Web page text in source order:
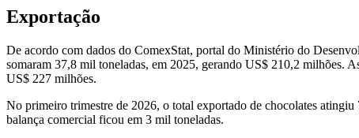
Exportação
De acordo com dados do ComexStat, portal do Ministério do
somaram 37,8 mil toneladas, em 2025, gerando US$ 210,2 milhões.
US$ 227 milhões.
No primeiro trimestre de 2026, o total exportado de chocolates
balança comercial ficou em 3 mil toneladas.